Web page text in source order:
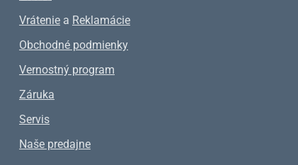
Vrátenie a Reklamácie
Obchodné podmienky
Vernostný program
Záruka
Servis
Naše predajne